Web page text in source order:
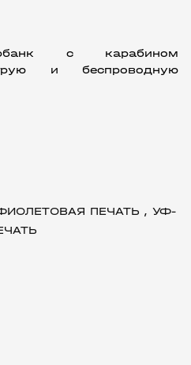
с карабином
и беспроводную
ПЕЧАТЬ , УФ-